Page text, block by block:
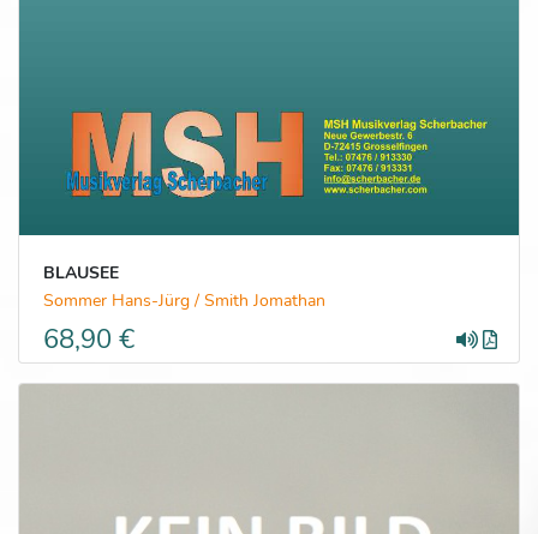
BLAUSEE
Sommer Hans-Jürg / Smith Jomathan
68,90 €